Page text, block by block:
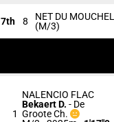
7th 8
NET DU MOUCHEL
(M/3)
1
NALENCIO FLAC
Bekaert D. - De
Groote Ch.